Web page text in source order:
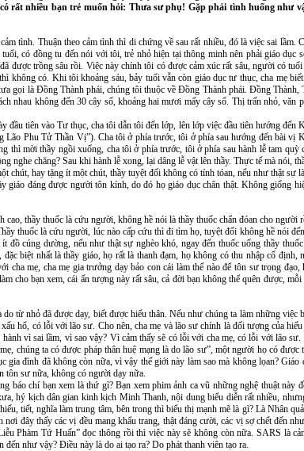
rất nhiều bạn trẻ muốn hỏi: Thưa sư phụ! Gặp phải tình huống như
tình. Thuận theo cảm tình thì di chứng về sau rất nhiều, đó là việc sai lầm.
có đồng tu đến nói với tôi, trẻ nhỏ hiện tại thông minh nên phải giáo dục
được trồng sâu rồi. Việc này chính tôi có được cảm xúc rất sâu, người có
không có. Khi tôi khoảng sáu, bảy tuổi vẫn còn giáo dục tư thục, cha mẹ
gọi là Đồng Thành phái, chúng tôi thuộc về Đồng Thành phái. Đồng Thành,
nhau không đến 30 cây số, khoảng hai mươi mấy cây số. Thị trấn nhỏ, văn
tiên vào Tư thục, cha tôi dẫn tôi đến lớp, lên lớp việc đầu tiên hướng đến
Phu Tử Thần Vị”). Cha tôi ở phía trước, tôi ở phía sau hướng đến bài vị
mời thầy ngồi xuống, cha tôi ở phía trước, tôi ở phía sau hành lễ tam quỳ
nghe chăng? Sau khi hành lễ xong, lại dâng lễ vật lên thầy. Thực tế mà nói,
chút, hay tặng ít một chút, thầy tuyệt đối không có tính tóan, nếu như thật sự
đáng được người tôn kính, do đó họ giáo dục chân thật. Không giống
thầy thuốc là cứu người, không hề nói là thầy thuốc chẩn đóan cho người
thuốc là cứu người, lúc nào cấp cứu thì đi tìm họ, tuyệt đối không hề nói
cúng dường, nếu như thật sự nghèo khó, ngay đến thuốc uống thầy
biệt nhất là thầy giáo, họ rất là thanh đạm, họ không có thu nhập cố định,
mẹ, cha mẹ gia trưởng dạy bảo con cái làm thế nào để tôn sư trọng đạo,
cho bạn xem, cái ấn tượng này rất sâu, cả đời bạn không thể quên được,
từ nhỏ đã được dạy, biết được hiếu thân. Nếu như chúng ta làm những việc
hổ, có lỗi với lão sư. Cho nên, cha mẹ và lão sư chính là đối tượng của
vì sai lầm, vì sao vậy? Vì cảm thấy sẽ có lỗi với cha mẹ, có lỗi với lão
chúng ta có được pháp thân huệ mạng là do lão sư”, một người họ có được
gia đình đã không còn nữa, vì vậy thế giới này làm sao mà không lọan? Giáo
tôn sư nữa, không có người dạy nữa.
chí bạn xem là thứ gì? Bạn xem phim ảnh ca vũ những nghệ thuật này
hý kịch dân gian kinh kịch Minh Thanh, nội dung biểu diễn rất nhiều,
tiết, nghĩa làm trung tâm, bên trong thì biểu thị mạnh mẽ là gì? Là Nhân
đây thấy các vị đều mang khẩu trang, thật đáng cười, các vị sợ chết đến
Phàm Tứ Huấn” đọc thông rồi thì việc này sẽ không còn nữa. SARS là
như vậy? Điều này là do ai tạo ra? Do phát thanh viên tạo ra.